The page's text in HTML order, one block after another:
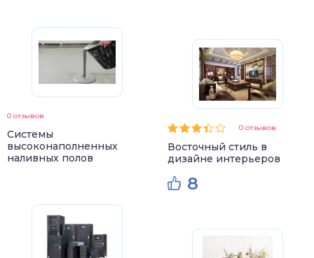
0 отзывов
Системы
высоконаполненных
наливных полов
0 отзывов
Восточный стиль в
дизайне интерьеров
8